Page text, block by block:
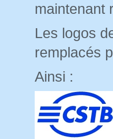
maintenant
Les logos
remplacés
Ainsi :